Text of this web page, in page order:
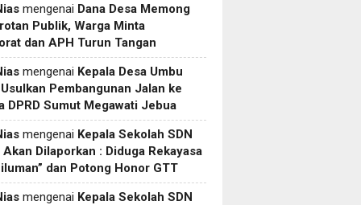
mengenai Dana Desa Memong
Publik, Warga Minta
dan APH Turun Tangan
mengenai Kepala Desa Umbu
Pembangunan Jalan ke
DPRD Sumut Megawati Jebua
mengenai Kepala Sekolah SDN
Dilaporkan : Diduga Rekayasa
dan Potong Honor GTT
mengenai Kepala Sekolah SDN